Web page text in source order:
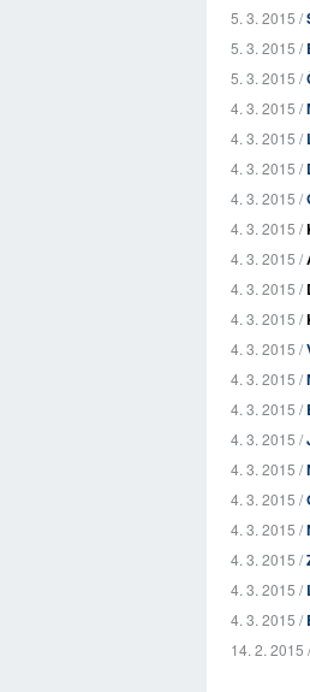
5. 3. 2015 /
5. 3. 2015 /
5. 3. 2015 /
4. 3. 2015 /
4. 3. 2015 /
4. 3. 2015 /
4. 3. 2015 /
4. 3. 2015 /
4. 3. 2015 /
4. 3. 2015 /
4. 3. 2015 /
4. 3. 2015 /
4. 3. 2015 /
4. 3. 2015 /
4. 3. 2015 /
4. 3. 2015 /
4. 3. 2015 /
4. 3. 2015 /
4. 3. 2015 /
4. 3. 2015 /
4. 3. 2015 /
14. 2. 2015